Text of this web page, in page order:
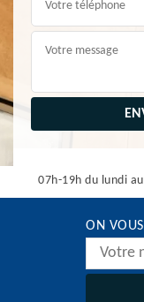
07h-19h du lundi
ON